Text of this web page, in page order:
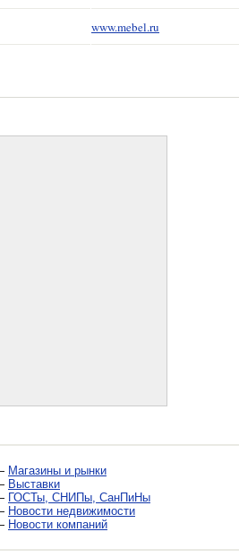
www.mebel.ru
Магазины и рынки
Выставки
ГОСТы, СНИПы, СанПиНы
Новости недвижимости
Новости компаний